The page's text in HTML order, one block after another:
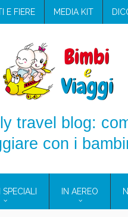
E FIERE MEDIA KIT
travel blog:
con i
IN AEREO